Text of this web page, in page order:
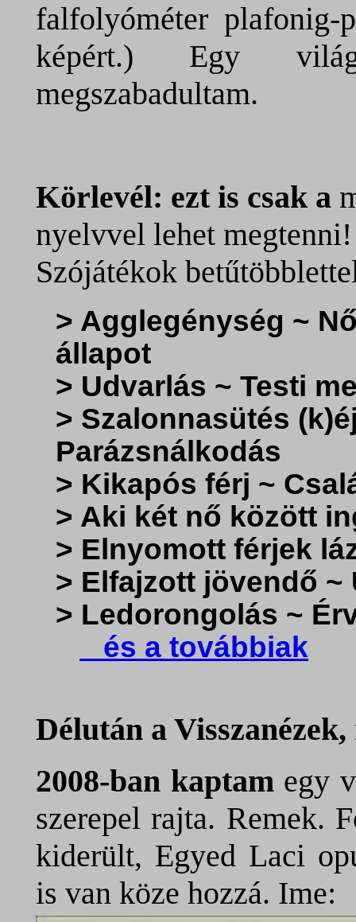
falfolyóméter
képért.) Egy
megszabadultam.
Körlevél: ezt is csak a
nyelvvel lehet megtenni!
Szójátékok
> Agglegénység ~
állapot
> Udvarlás ~ Testi
> Szalonnasütés
Parázsnálkodás
> Kikapós férj ~
> Aki két nő között
> Elnyomott férjek
> Elfajzott jövendő ~
> Ledorongolás ~
és a továbbiak
Délután a
2008-ban kaptamegy
szerepel rajta. Remek.
kiderült, Egyed Laci
is van köze hozzá. Ime: